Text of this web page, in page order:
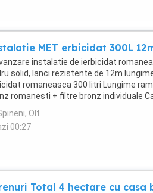
MET erbicidat 300L
instalatie de ierbicidat
solid, lanci rezistente de 12m
romaneasca 300 litri Lungime
romanesti + filtre bronz individuale
de lucru: 12 m Greutate ...
Olt
00:27
Total 4 hectare cu casa